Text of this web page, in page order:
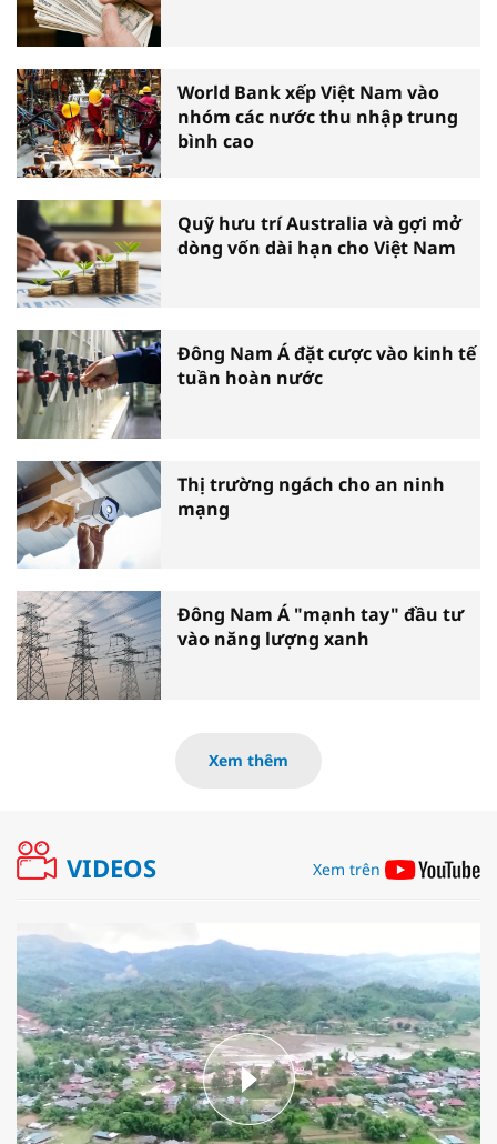
World Bank xếp Việt Nam vào
nhóm các nước thu nhập trung
bình cao
Quỹ hưu trí Australia và gợi mở
dòng vốn dài hạn cho Việt Nam
Đông Nam Á đặt cược vào kinh tế
tuần hoàn nước
Thị trường ngách cho an ninh
mạng
Đông Nam Á "mạnh tay" đầu tư
vào năng lượng xanh
Xem thêm
VIDEOS Xem trên